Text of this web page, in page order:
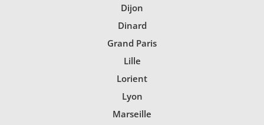
Dijon
Dinard
Grand Paris
Lille
Lorient
Lyon
Marseille